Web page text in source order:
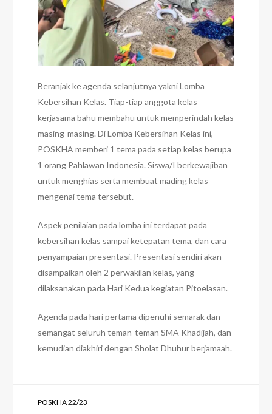
Beranjak ke agenda selanjutnya yakni Lomba
Kebersihan Kelas. Tiap-tiap anggota kelas
kerjasama bahu membahu untuk memperindah kelas
masing-masing. Di Lomba Kebersihan Kelas ini,
POSKHA memberi 1 tema pada setiap kelas berupa
1 orang Pahlawan Indonesia. Siswa/I berkewajiban
untuk menghias serta membuat mading kelas
mengenai tema tersebut.
Aspek penilaian pada lomba ini terdapat pada
kebersihan kelas sampai ketepatan tema, dan cara
penyampaian presentasi. Presentasi sendiri akan
disampaikan oleh 2 perwakilan kelas, yang
dilaksanakan pada Hari Kedua kegiatan Pitoelasan.
Agenda pada hari pertama dipenuhi semarak dan
semangat seluruh teman-teman SMA Khadijah, dan
kemudian diakhiri dengan Sholat Dhuhur berjamaah.
POSKHA 22/23